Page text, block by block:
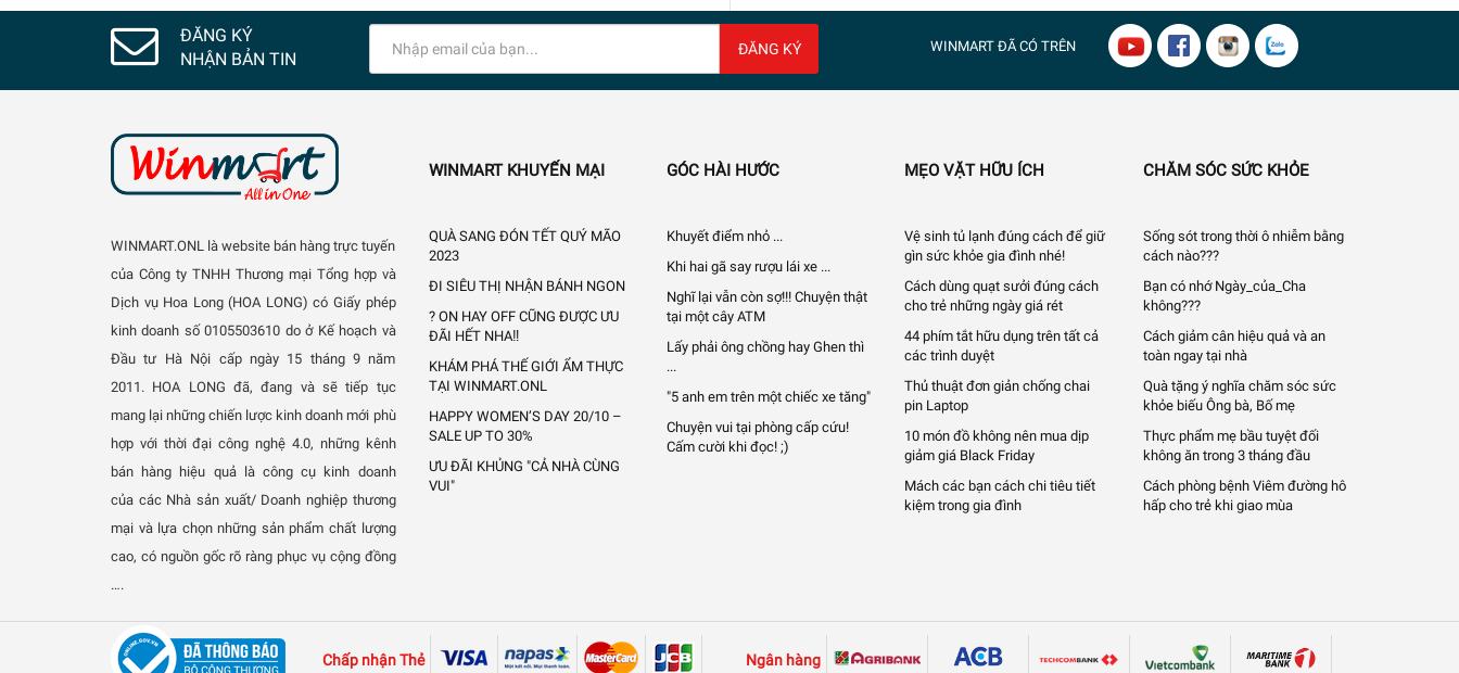
ĐĂNG KÝ
NHẬN BẢN TIN
ĐĂNG KÝ WINMARTĐÃ CÓ TRÊN
WINMART.ONL là website bán hàng trực tuyến
của Công ty TNHH Thương mại Tổng hợp và
Dịch vụ Hoa Long (HOA LONG) có Giấy phép
kinh doanh số 0105503610 do ở Kế hoạch và
Đầu tư Hà Nội cấp ngày 15 tháng 9 năm
2011. HOA LONG đã, đang và sẽ tiếp tục
mang lại những chiến lược kinh doanh mới phù
hợp với thời đại công nghệ 4.0, những kênh
bán hàng hiệu quả là công cụ kinh doanh
của các Nhà sản xuất/ Doanh nghiệp thương
mại và lựa chọn những sản phẩm chất lượng
cao, có nguồn gốc rõ ràng phục vụ cộng đồng
….
WINMART KHUYẾN MẠI
QUÀ SANG ĐÓN TẾT QUÝ MÃO
2023
ĐI SIÊU THỊ NHẬN BÁNH NGON
? ON HAY OFF CŨNG ĐƯỢC ƯU
ĐÃI HẾT NHA‼
KHÁM PHÁ THẾ GIỚI ẨM THỰC
TẠI WINMART.ONL
HAPPY WOMEN’S DAY 20/10 –
SALE UP TO 30%
ƯU ĐÃI KHỦNG "CẢ NHÀ CÙNG
VUI"
GÓC HÀI HƯỚC
Khuyết điểm nhỏ ...
Khi hai gã say rượu lái xe ...
Nghĩ lại vẫn còn sợ!!! Chuyện thật
tại một cây ATM
Lấy phải ông chồng hay Ghen thì
...
"5 anh em trên một chiếc xe tăng"
Chuyện vui tại phòng cấp cứu!
Cấm cười khi đọc! ;)
MẸO VẶT HỮU ÍCH
Vệ sinh tủ lạnh đúng cách để giữ
gìn sức khỏe gia đình nhé!
Cách dùng quạt sưởi đúng cách
cho trẻ những ngày giá rét
44 phím tắt hữu dụng trên tất cả
các trình duyệt
Thủ thuật đơn giản chống chai
pin Laptop
10 món đồ không nên mua dịp
giảm giá Black Friday
Mách các bạn cách chi tiêu tiết
kiệm trong gia đình
CHĂM SÓC SỨC KHỎE
Sống sót trong thời ô nhiễm bằng
cách nào???
Bạn có nhớ Ngày_của_Cha
không???
Cách giảm cân hiệu quả và an
toàn ngay tại nhà
Quà tặng ý nghĩa chăm sóc sức
khỏe biếu Ông bà, Bố mẹ
Thực phẩm mẹ bầu tuyệt đối
không ăn trong 3 tháng đầu
Cách phòng bệnh Viêm đường hô
hấp cho trẻ khi giao mùa
Chấp nhận Thẻ Ngân hàng